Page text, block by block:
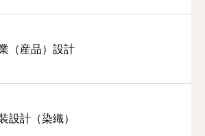
（産品）設計
設計（染織）